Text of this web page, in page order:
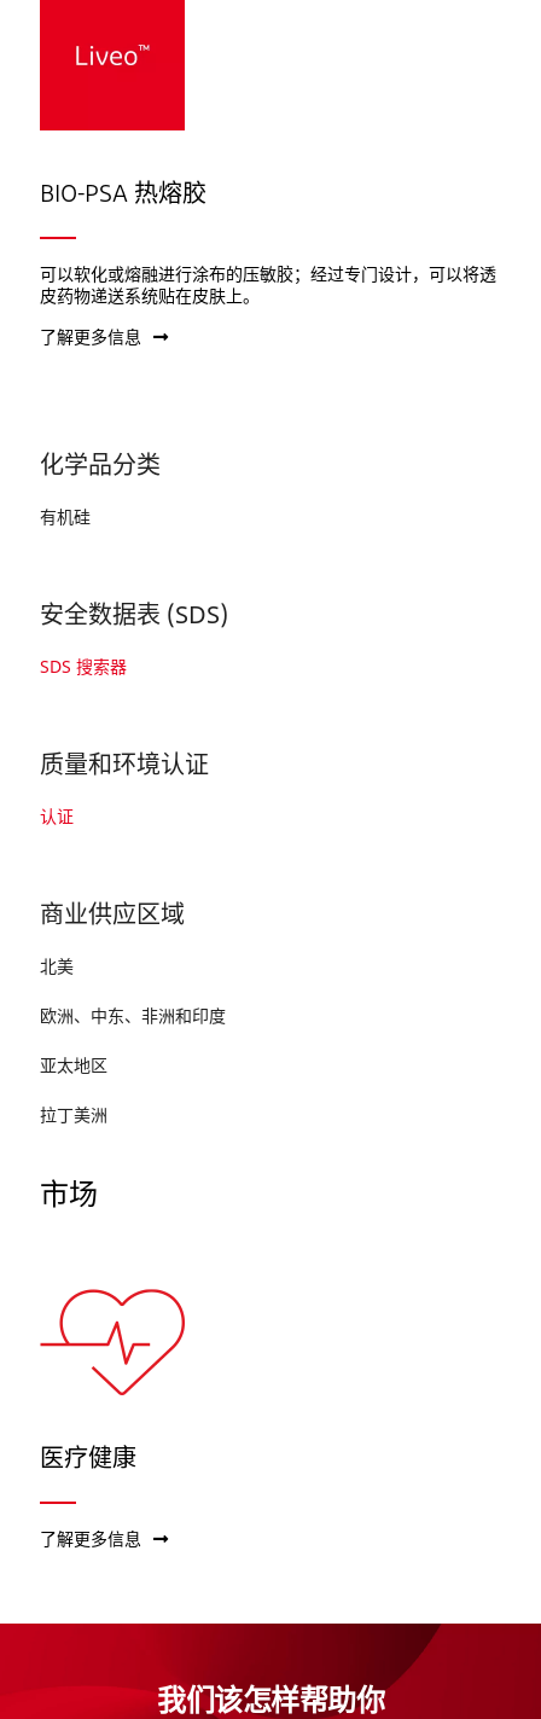
BIO-PSA 热熔胶
可以软化或熔融进行涂布的压敏胶；经过专门设计，可以将透
皮药物递送系统贴在皮肤上。
了解更多信息
化学品分类
有机硅
安全数据表 (SDS)
SDS 搜索器
质量和环境认证
认证
商业供应区域
北美
欧洲、中东、非洲和印度
亚太地区
拉丁美洲
市场
医疗健康
了解更多信息
我们该怎样帮助你